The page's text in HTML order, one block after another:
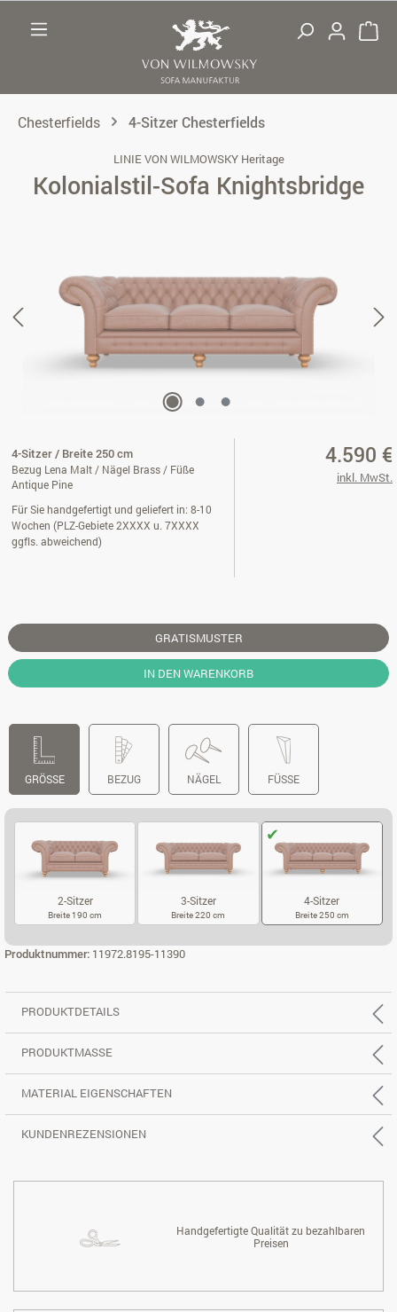
Chesterfields 4-Sitzer Chesterfields
LINIE VON WILMOWSKY Heritage
Kolonialstil-Sofa Knightsbridge
4-Sitzer / Breite 250 cm
Bezug Lena Malt / Nägel Brass / Füße
Antique Pine
Für Sie handgefertigt und geliefert in: 8-10
Wochen (PLZ-Gebiete 2XXXX u. 7XXXX
ggfls. abweichend)
4.590 €
inkl. MwSt.
GRATISMUSTER
IN DEN WARENKORB
GRÖSSE BEZUG NÄGEL FÜSSE
2-Sitzer
Breite 190 cm
3-Sitzer
Breite 220 cm
4-Sitzer
Breite 250 cm
Produktnummer: 11972.8195-11390
PRODUKTDETAILS
PRODUKTMASSE
MATERIAL EIGENSCHAFTEN
KUNDENREZENSIONEN
Handgefertigte Qualität zu bezahlbaren
Preisen